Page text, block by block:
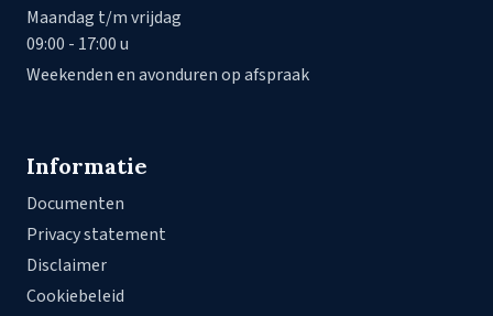
Maandag t/m vrijdag
09:00 - 17:00 u
Weekenden en avonduren op afspraak
Informatie
Documenten
Privacy statement
Disclaimer
Cookiebeleid